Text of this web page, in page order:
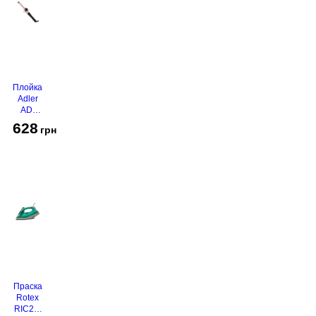
Плойка
Adler
AD-
628 грн
Праска
Rotex
RIC21-